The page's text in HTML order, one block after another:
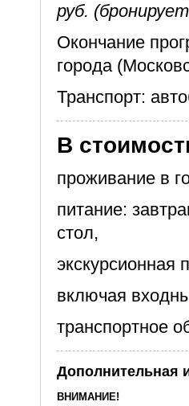
руб.
Окончание
города
Транспорт:
В
проживание в
питание:
стол,
экскурсионная
включая
транспортное
Дополнительная
ВНИМАНИЕ!